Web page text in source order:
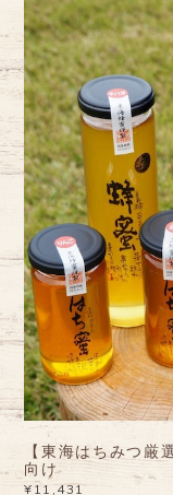
【東海はちみつ
向け
¥11,431